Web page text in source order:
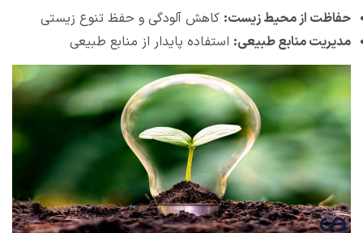
حفاظت از محیط زیست: کاهش آلودگی و حفظ تنوع زیستی
مدیریت منابع طبیعی: استفاده پایدار از منابع طبیعی